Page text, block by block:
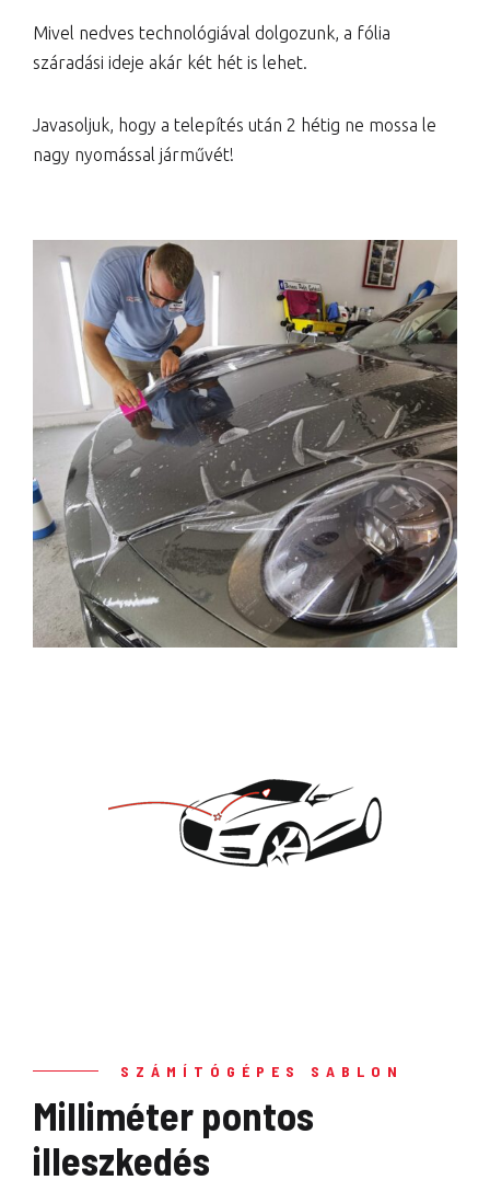
Mivel nedves technológiával dolgozunk, a fólia
száradási ideje akár két hét is lehet.
Javasoljuk, hogy a telepítés után 2 hétig ne mossa le
nagy nyomással járművét!
SZÁMÍTÓGÉPES SABLON
Milliméter pontos
illeszkedés